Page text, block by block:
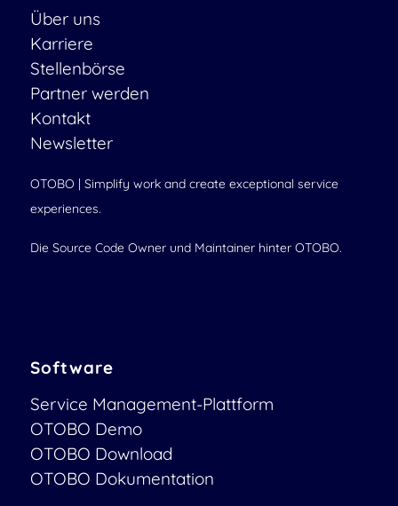
Über uns
Karriere
Stellenbörse
Partner werden
Kontakt
Newsletter
OTOBO | Simplify work and create exceptional service
experiences.
Die Source Code Owner und Maintainer hinter OTOBO.
Software
Service Management-Plattform
OTOBO Demo
OTOBO Download
OTOBO Dokumentation